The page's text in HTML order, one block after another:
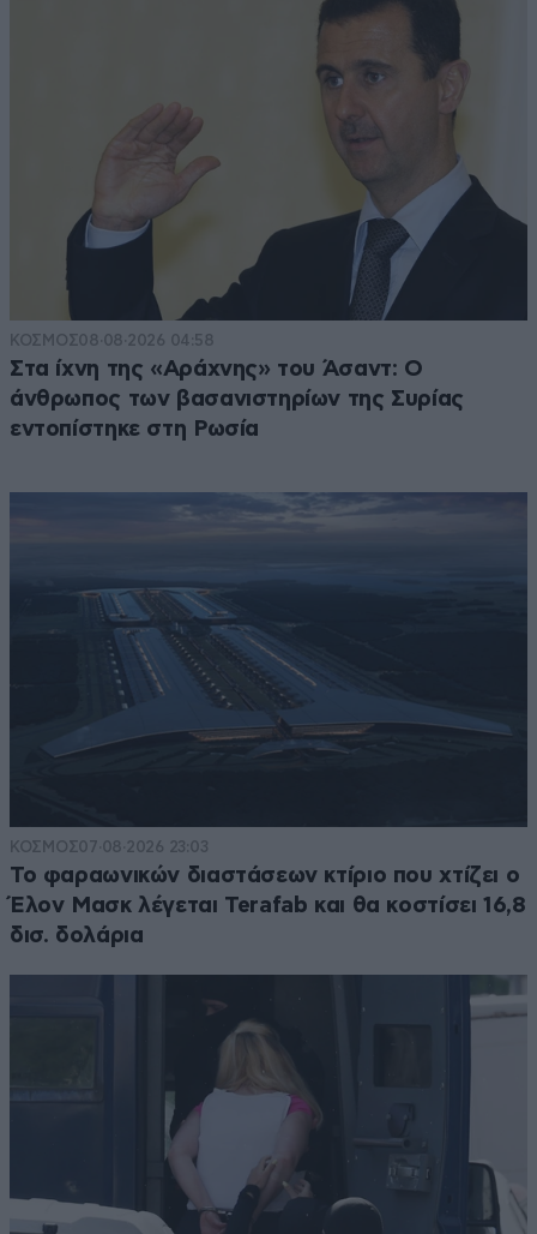
ΚΟΣΜΟΣ08·08·2026 04:58
Στα ίχνη της «Αράχνης» του Άσαντ: Ο
άνθρωπος των βασανιστηρίων της Συρίας
εντοπίστηκε στη Ρωσία
ΚΟΣΜΟΣ07·08·2026 23:03
Το φαραωνικών διαστάσεων κτίριο που χτίζει ο
Έλον Μασκ λέγεται Terafab και θα κοστίσει 16,8
δισ. δολάρια